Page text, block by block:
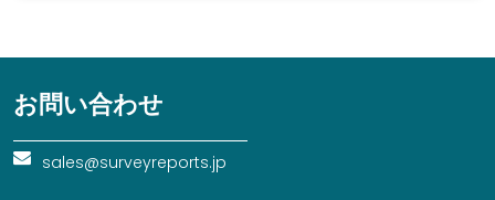
お問い合わせ
sales@surveyreports.jp